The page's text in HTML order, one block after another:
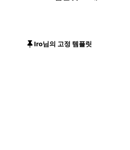
Iro님의 고정 템플릿